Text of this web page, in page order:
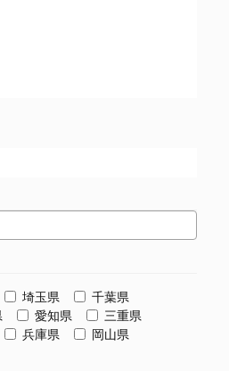
埼玉県
千葉県
愛知県
三重県
兵庫県
岡山県